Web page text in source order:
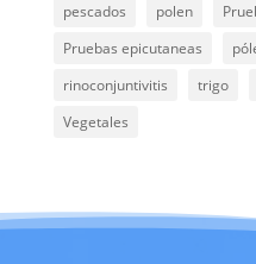
pescados
polen
Pruebas epicutaneas
rinoconjuntivitis
trigo
Vegetales